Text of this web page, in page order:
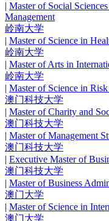
| Master of Social
Management
岭南大学
| Master of Science in
岭南大学
| Master of Arts in
岭南大学
| Master of Science in
澳门科技大学
| Master of Charity and
澳门科技大学
| Master of Management
澳门科技大学
| Executive Master of
澳门科技大学
| Master of Business
澳门大学
| Master of Science in
澳门大学